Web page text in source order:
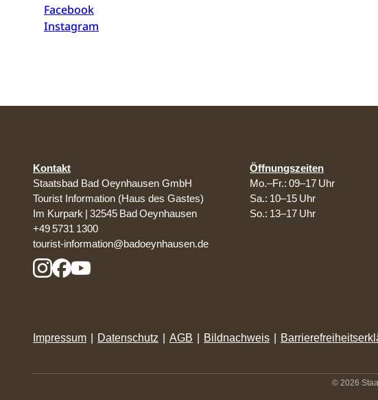
Facebook
Instagram
Kontakt
Staatsbad Bad Oeynhausen GmbH
Tourist Information (Haus des Gastes)
Im Kurpark | 32545 Bad Oeynhausen
+49 5731 1300
tourist-information@badoeynhausen.de
Öffnungszeiten
Mo.–Fr.: 09–17 Uhr
Sa.: 10–15 Uhr
So.: 13–17 Uhr
Impressum Datenschutz AGB Bildnachweis
© 2026